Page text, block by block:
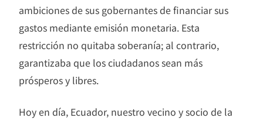
ambiciones de sus gobernantes de financiar sus
gastos mediante emisión monetaria. Esta
restricción no quitaba soberanía; al contrario,
garantizaba que los ciudadanos sean más
prósperos y libres.
Hoy en día, Ecuador, nuestro vecino y socio de la